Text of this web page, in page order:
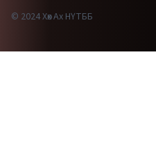
© 2024 Хөх Ах НҮТББ